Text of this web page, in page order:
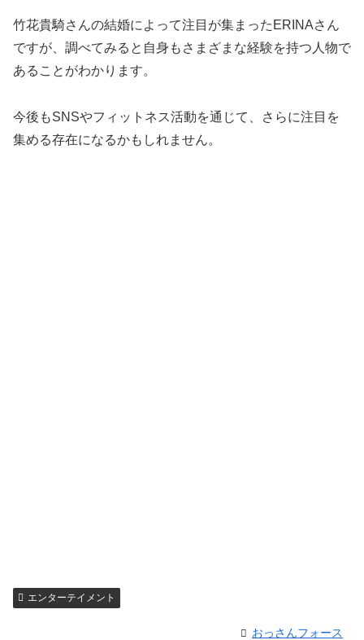
竹花貴騎さんの結婚によって注目が集まったERINAさん
ですが、調べてみると自身もさまざまな経験を持つ人物で
あることがわかります。
今後もSNSやフィットネス活動を通じて、さらに注目を
集める存在になるかもしれません。
エンターテイメント
おっさんフォース